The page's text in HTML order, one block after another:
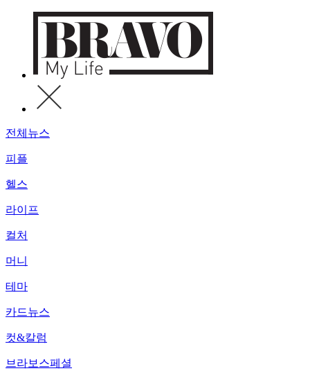
전체뉴스
피플
헬스
라이프
컬처
머니
테마
카드뉴스
컷&칼럼
브라보스페셜